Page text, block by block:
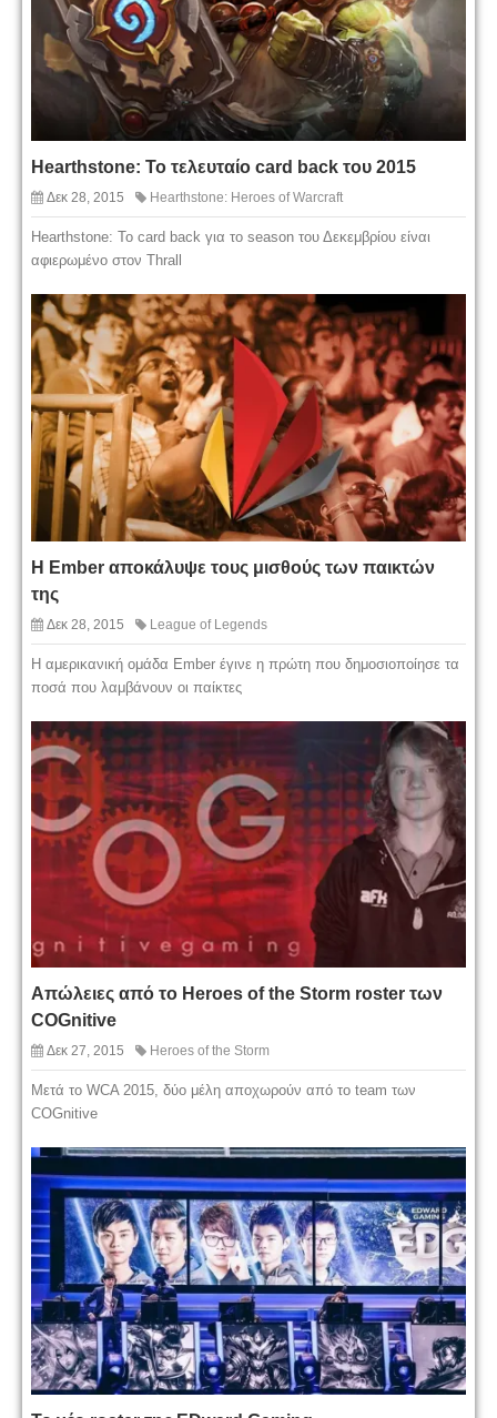
Hearthstone: Το τελευταίο card back του 2015
Δεκ 28, 2015 Hearthstone: Heroes of Warcraft
Hearthstone: To card back για το season του Δεκεμβρίου είναι
αφιερωμένο στον Thrall
Η Ember αποκάλυψε τους μισθούς των παικτών
της
Δεκ 28, 2015 League of Legends
H αμερικανική ομάδα Ember έγινε η πρώτη που δημοσιοποίησε τα
ποσά που λαμβάνουν οι παίκτες
Απώλειες από το Heroes of the Storm roster των
COGnitive
Δεκ 27, 2015 Heroes of the Storm
Μετά το WCA 2015, δύο μέλη αποχωρούν από το team των
COGnitive